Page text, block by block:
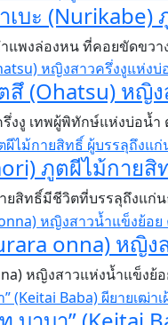
บะ (Nurikabe)
แพงล่องหน ที่คอยขัดขว
(Ohatsu) หญิง
งงู เทพผู้พิทักษ์แห่งบ่อน้
ภูตผีไม้กาย
ยสิทธิ์มีชีวิตที่บรรลุถึงแก่
onna) หญิ
หญิงสาวแห่งน้ำแข็ง